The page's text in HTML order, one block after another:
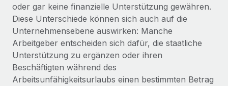
Mehr erfahren
oder gar keine finanzielle Unterstützung gewähren.
Diese Unterschiede können sich auch auf die
Unternehmensebene auswirken: Manche
Arbeitgeber entscheiden sich dafür, die staatliche
Unterstützung zu ergänzen oder ihren
Beschäftigten während des
Arbeitsunfähigkeitsurlaubs einen bestimmten Betrag